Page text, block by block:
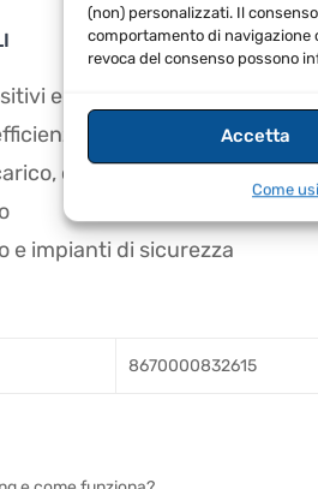
(non) personalizzati. Il
comportamento di navigazione
revoca del consenso possono
Accetta
Come
elettronici
energetica
cortocircuito e
e impianti di sicurezza
8670000832615